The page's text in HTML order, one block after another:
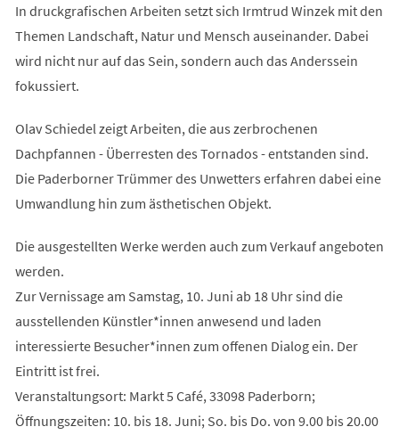
In druckgrafischen Arbeiten setzt sich Irmtrud Winzek mit den
Themen Landschaft, Natur und Mensch auseinander. Dabei
wird nicht nur auf das Sein, sondern auch das Anderssein
fokussiert.
Olav Schiedel zeigt Arbeiten, die aus zerbrochenen
Dachpfannen - Überresten des Tornados - entstanden sind.
Die Paderborner Trümmer des Unwetters erfahren dabei eine
Umwandlung hin zum ästhetischen Objekt.
Die ausgestellten Werke werden auch zum Verkauf angeboten
werden.
Zur Vernissage am Samstag, 10. Juni ab 18 Uhr sind die
ausstellenden Künstler*innen anwesend und laden
interessierte Besucher*innen zum offenen Dialog ein. Der
Eintritt ist frei.
Veranstaltungsort: Markt 5 Café, 33098 Paderborn;
Öffnungszeiten: 10. bis 18. Juni; So. bis Do. von 9.00 bis 20.00